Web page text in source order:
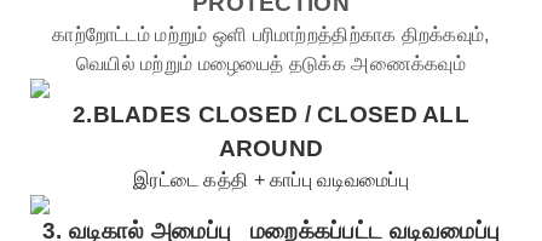
காற்றோட்டம் மற்றும் ஒளி பரிமாற்றத்திற்காக திறக்கவும்,
வெயில் மற்றும் மழையைத் தடுக்க அணைக்கவும்
2.BLADES CLOSED /CLOSED ALL
AROUND
இரட்டை கத்தி + காப்பு வடிவமைப்பு
3. வடிகால் அமைப்பு மறைக்கப்பட்ட வடிவமைப்பு